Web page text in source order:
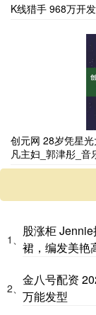
K线猎手 968万开
创元网 28岁凭星
凡主妇_郭津彤_音
1、
股涨柜
裙，编发美艳
2、
金八号配资
万能发型